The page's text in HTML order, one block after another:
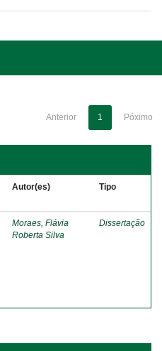
Anterior 1 Póximo
Autor(es) Tipo
Moraes, Flávia
Roberta Silva
Dissertação